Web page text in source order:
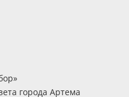
города Артема